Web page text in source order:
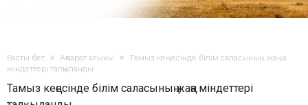
Басты бет Ақпарат ағыны
Тамыз кеңесінде білім саласының жаңа
міндеттері талқыланды
Тамыз кеңесінде білім саласының жаңа міндеттері